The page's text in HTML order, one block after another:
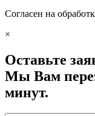
Согласен на
×
Оставьте
Мы Вам
минут.